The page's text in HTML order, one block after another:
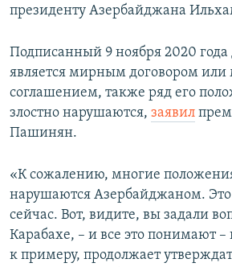
президенту Азербайджана
Подписанный 9 ноября 2020 года
является мирным договором
соглашением, также ряд его
злостно нарушаются, заявил
Пашинян.
«К сожалению, многие
нарушаются Азербайджаном.
сейчас. Вот, видите, вы задали
Карабахе, – и все это понимают
к примеру, продолжает